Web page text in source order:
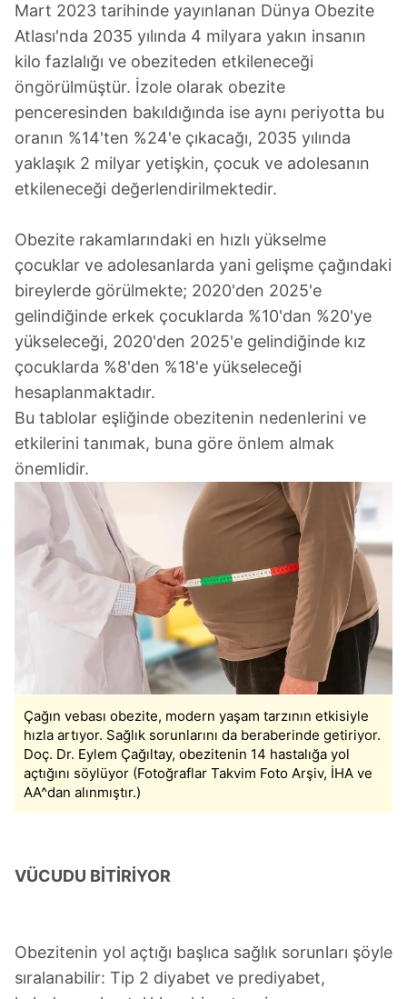
Mart 2023 tarihinde yayınlanan Dünya Obezite
Atlası'nda 2035 yılında 4 milyara yakın insanın
kilo fazlalığı ve obeziteden etkileneceği
öngörülmüştür. İzole olarak obezite
penceresinden bakıldığında ise aynı periyotta bu
oranın %14'ten %24'e çıkacağı, 2035 yılında
yaklaşık 2 milyar yetişkin, çocuk ve adolesanın
etkileneceği değerlendirilmektedir.
Obezite rakamlarındaki en hızlı yükselme
çocuklar ve adolesanlarda yani gelişme çağındaki
bireylerde görülmekte; 2020'den 2025'e
gelindiğinde erkek çocuklarda %10'dan %20'ye
yükseleceği, 2020'den 2025'e gelindiğinde kız
çocuklarda %8'den %18'e yükseleceği
hesaplanmaktadır.
Bu tablolar eşliğinde obezitenin nedenlerini ve
etkilerini tanımak, buna göre önlem almak
önemlidir.
Çağın vebası obezite, modern yaşam tarzının etkisiyle
hızla artıyor. Sağlık sorunlarını da beraberinde getiriyor.
Doç. Dr. Eylem Çağıltay, obezitenin 14 hastalığa yol
açtığını söylüyor (Fotoğraflar Takvim Foto Arşiv, İHA ve
AA^dan alınmıştır.)
VÜCUDU BİTİRİYOR
Obezitenin yol açtığı başlıca sağlık sorunları şöyle
sıralanabilir: Tip 2 diyabet ve prediyabet,